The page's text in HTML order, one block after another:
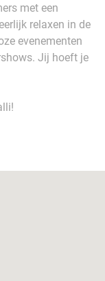
met een
relaxen in de
evenementen
Jij hoeft je